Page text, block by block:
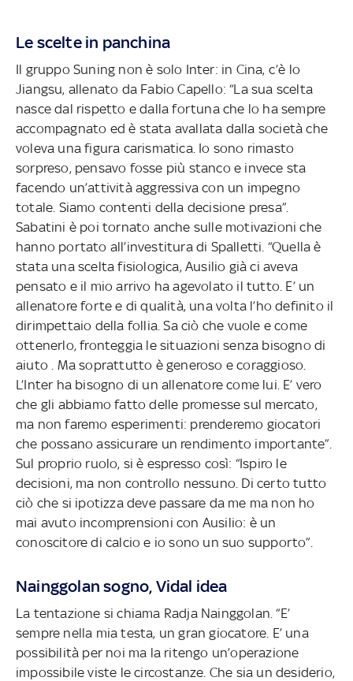
Le scelte in panchina
Il gruppo Suning non è solo Inter: in Cina, c’è lo
Jiangsu, allenato da Fabio Capello: “La sua scelta
nasce dal rispetto e dalla fortuna che lo ha sempre
accompagnato ed è stata avallata dalla società che
voleva una figura carismatica. Io sono rimasto
sorpreso, pensavo fosse più stanco e invece sta
facendo un’attività aggressiva con un impegno
totale. Siamo contenti della decisione presa”.
Sabatini è poi tornato anche sulle motivazioni che
hanno portato all’investitura di Spalletti. “Quella è
stata una scelta fisiologica, Ausilio già ci aveva
pensato e il mio arrivo ha agevolato il tutto. E’ un
allenatore forte e di qualità, una volta l’ho definito il
dirimpettaio della follia. Sa ciò che vuole e come
ottenerlo, fronteggia le situazioni senza bisogno di
aiuto . Ma soprattutto è generoso e coraggioso.
L’Inter ha bisogno di un allenatore come lui. E’ vero
che gli abbiamo fatto delle promesse sul mercato,
ma non faremo esperimenti: prenderemo giocatori
che possano assicurare un rendimento importante”.
Sul proprio ruolo, si è espresso così: “Ispiro le
decisioni, ma non controllo nessuno. Di certo tutto
ciò che si ipotizza deve passare da me ma non ho
mai avuto incomprensioni con Ausilio: è un
conoscitore di calcio e io sono un suo supporto”.
Nainggolan sogno, Vidal idea
La tentazione si chiama Radja Nainggolan. “E’
sempre nella mia testa, un gran giocatore. E’ una
possibilità per noi ma la ritengo un’operazione
impossibile viste le circostanze. Che sia un desiderio,